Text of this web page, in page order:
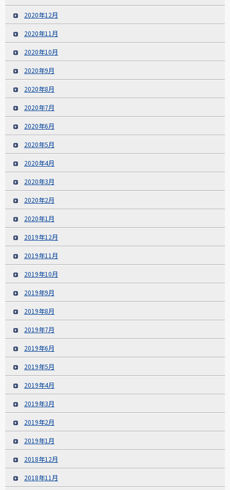
2020年12月
2020年11月
2020年10月
2020年9月
2020年8月
2020年7月
2020年6月
2020年5月
2020年4月
2020年3月
2020年2月
2020年1月
2019年12月
2019年11月
2019年10月
2019年9月
2019年8月
2019年7月
2019年6月
2019年5月
2019年4月
2019年3月
2019年2月
2019年1月
2018年12月
2018年11月